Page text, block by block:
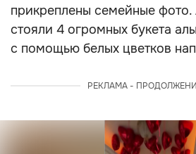
прикреплены семейные фото.
стояли 4 огромных букета
с помощью белых цветков
РЕКЛАМА -